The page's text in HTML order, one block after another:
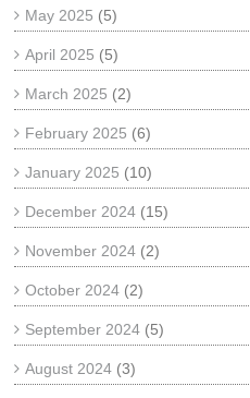
May 2025 (5)
April 2025 (5)
March 2025 (2)
February 2025 (6)
January 2025 (10)
December 2024 (15)
November 2024 (2)
October 2024 (2)
September 2024 (5)
August 2024 (3)